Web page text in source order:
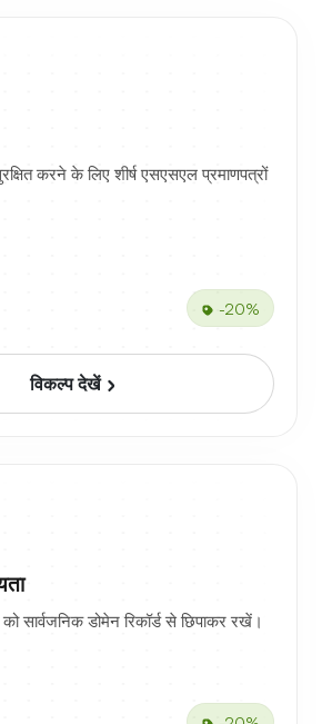
करने के लिए शीर्ष एसएसएल प्रमाणपत्रों
-20%
विकल्प देखें
सार्वजनिक डोमेन रिकॉर्ड से छिपाकर रखें।